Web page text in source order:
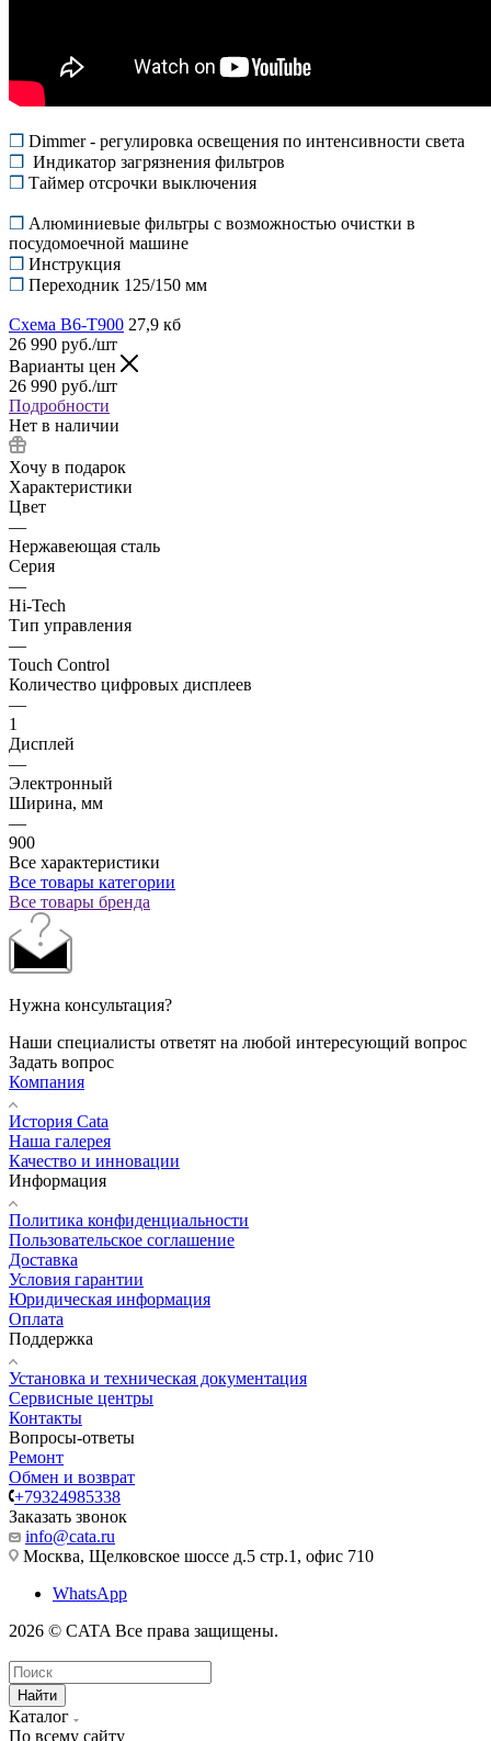
❒ Dimmer - регулировка освещения по интенсивности света
❒ Индикатор загрязнения фильтров
❒ Таймер отсрочки выключения
❒ Алюминиевые фильтры с возможностью очистки в
посудомоечной машине
❒ Инструкция
❒ Переходник 125/150 мм
Схема B6-T900 27,9 кб
26 990 руб./шт
Варианты цен
26 990 руб./шт
Подробности
Нет в наличии
Хочу в подарок
Характеристики
Цвет
—
Нержавеющая сталь
Серия
—
Hi-Tech
Тип управления
—
Touch Control
Количество цифровых дисплеев
—
1
Дисплей
—
Электронный
Ширина, мм
—
900
Все характеристики
Все товары категории
Все товары бренда
Нужна консультация?
Наши специалисты ответят на любой интересующий вопрос
Задать вопрос
Компания
История Cata
Наша галерея
Качество и инновации
Информация
Политика конфиденциальности
Пользовательское соглашение
Доставка
Условия гарантии
Юридическая информация
Оплата
Поддержка
Установка и техническая документация
Сервисные центры
Контакты
Вопросы-ответы
Ремонт
Обмен и возврат
+79324985338
Заказать звонок
info@cata.ru
Москва, Щелковское шоссе д.5 стр.1, офис 710
WhatsApp
2026 © CATA Все права защищены.
Найти
Каталог
По всему сайту